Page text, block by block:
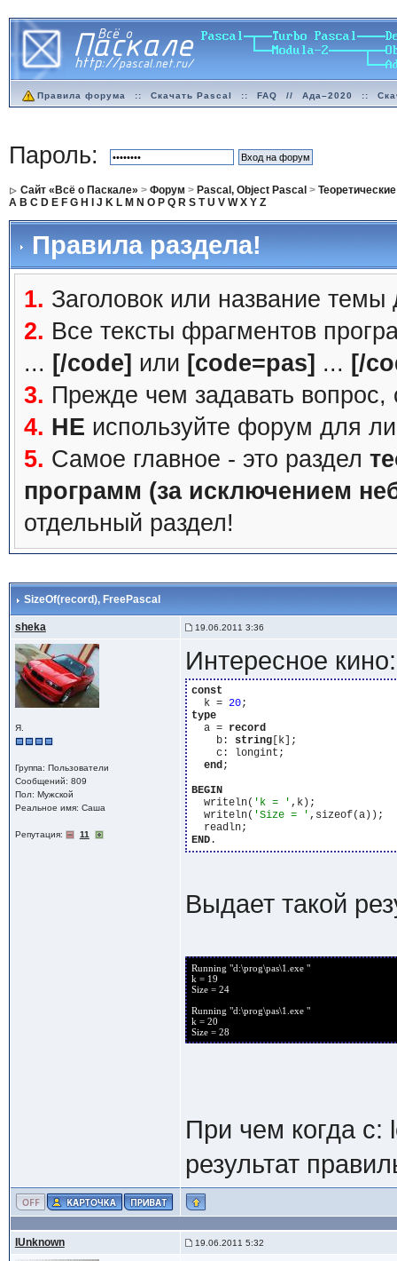
Правила форума :: Скачать Pascal :: FAQ // Ада–2020 ::
Пароль:
Сайт «Всё о Паскале» > Форум > Pascal, Object Pascal >
A B C D E F G H J K L M N O P Q R S T U V W X Y Z
Правила раздела!
1. Заголовок или название
2. Все тексты фрагментов
... [/code] или [code=pas] ... [/
3. Прежде чем задавать вопрос,
4. НЕ используйте форум для
5. Самое главное - это раздел
программ (за исключением
отдельный раздел!
SizeOf(record), FreePascal
sheka 19.06.2011 3:36
Я.
Группа: Пользователи
Сообщений: 809
Пол: Мужской
Реальное имя: Саша
Репутация: 11
Интересное кино:
const
  k =
20
type
  a =
record
    b:
string[k];
    c: longint;
end;
BEGIN
  writeln(
'k = ' ,k);
  writeln(
'Size = ' ,sizeof(a));
END
Выдает такой
Running "d:\prog\pas\1.exe "
k = 19
Size = 24
Running "d:\prog\pas\1.exe "
k = 20
Size = 28
При чем когда c:
результат
IUnknown 19.06.2011 5:32